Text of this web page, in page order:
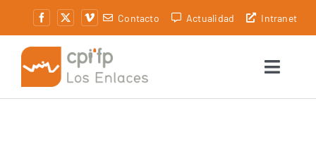
Saltar
contenido
Contacto Actualidad Intranet
Toggle